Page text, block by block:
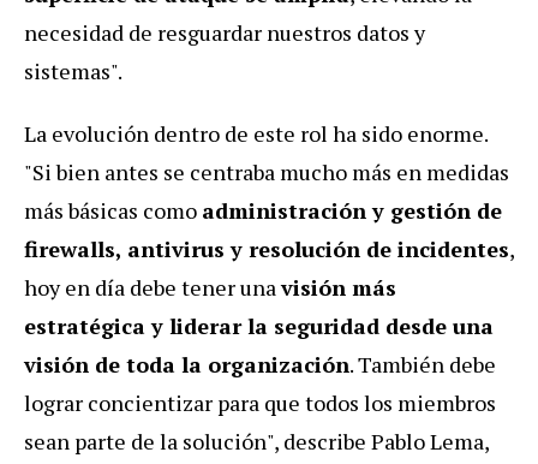
necesidad de resguardar nuestros datos y
sistemas".
La evolución dentro de este rol ha sido enorme.
"Si bien antes se centraba mucho más en medidas
más básicas como administración y gestión de
firewalls, antivirus y resolución de incidentes,
hoy en día debe tener unavisión más
estratégica y liderar la seguridad desde una
visión de toda la organización. También debe
lograr concientizar para que todos los miembros
sean parte de la solución", describe Pablo Lema,